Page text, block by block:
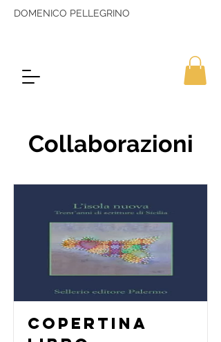
DOMENICO PELLEGRINO
Collaborazioni
Copertina